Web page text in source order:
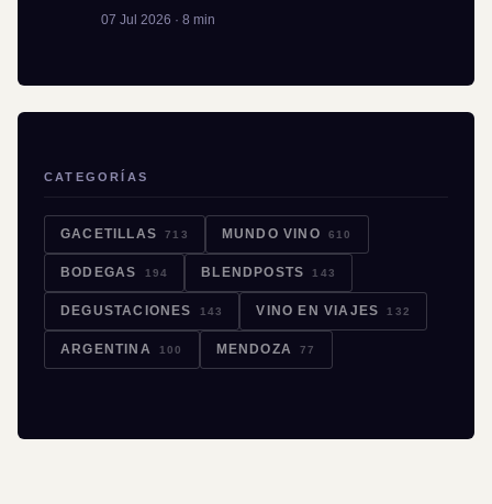
07 Jul 2026 · 8 min
CATEGORÍAS
GACETILLAS 713 MUNDO VINO 610
BODEGAS 194 BLENDPOSTS 143
DEGUSTACIONES 143 VINO EN VIAJES 132
ARGENTINA 100 MENDOZA 77